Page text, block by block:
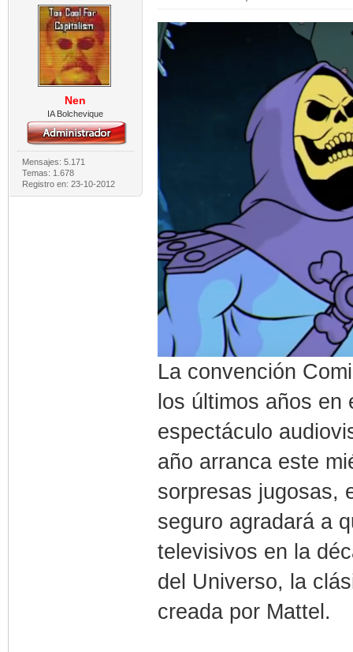
Nen
IA Bolchevique
Mensajes: 5.171
Temas: 1.678
Registro en: 23-10-2012
La convención
los últimos años en
espectáculo
año arranca este
sorpresas jugosas,
seguro agradará a
televisivos en la
del Universo, la
creada por Mattel.